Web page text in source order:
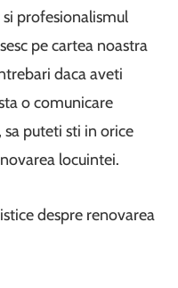
profesionalismul
pe cartea noastra
daca aveti
o comunicare
puteti sti in orice
locuintei.
despre renovarea